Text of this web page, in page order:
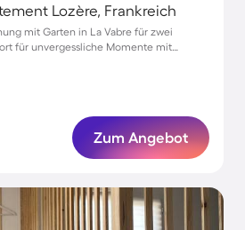
Lozère, Frankreich
mit Garten in La Vabre für zwei
für unvergessliche Momente mit
Zum Angebot